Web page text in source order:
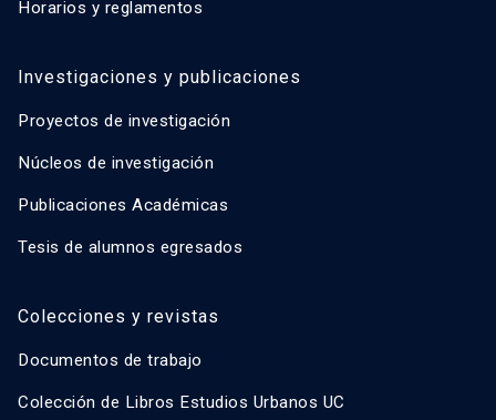
Horarios y reglamentos
Investigaciones y publicaciones
Proyectos de investigación
Núcleos de investigación
Publicaciones Académicas
Tesis de alumnos egresados
Colecciones y revistas
Documentos de trabajo
Colección de Libros Estudios Urbanos UC